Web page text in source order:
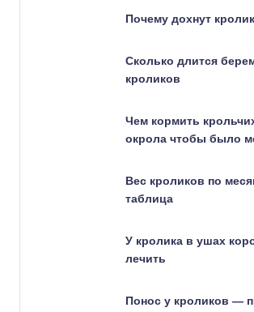
Почему дохнут
Сколько длится
кроликов
Чем кормить
окрола чтобы было
Вес кроликов по
таблица
У кролика в ушах
лечить
Понос у кроликов —